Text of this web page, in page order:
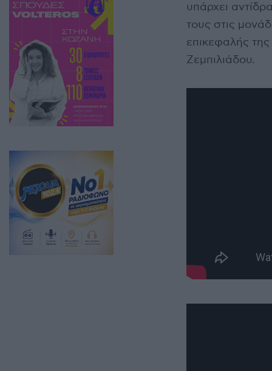
υπάρχει
τους στις
επικεφαλής
Ζεμπιλιάδου.